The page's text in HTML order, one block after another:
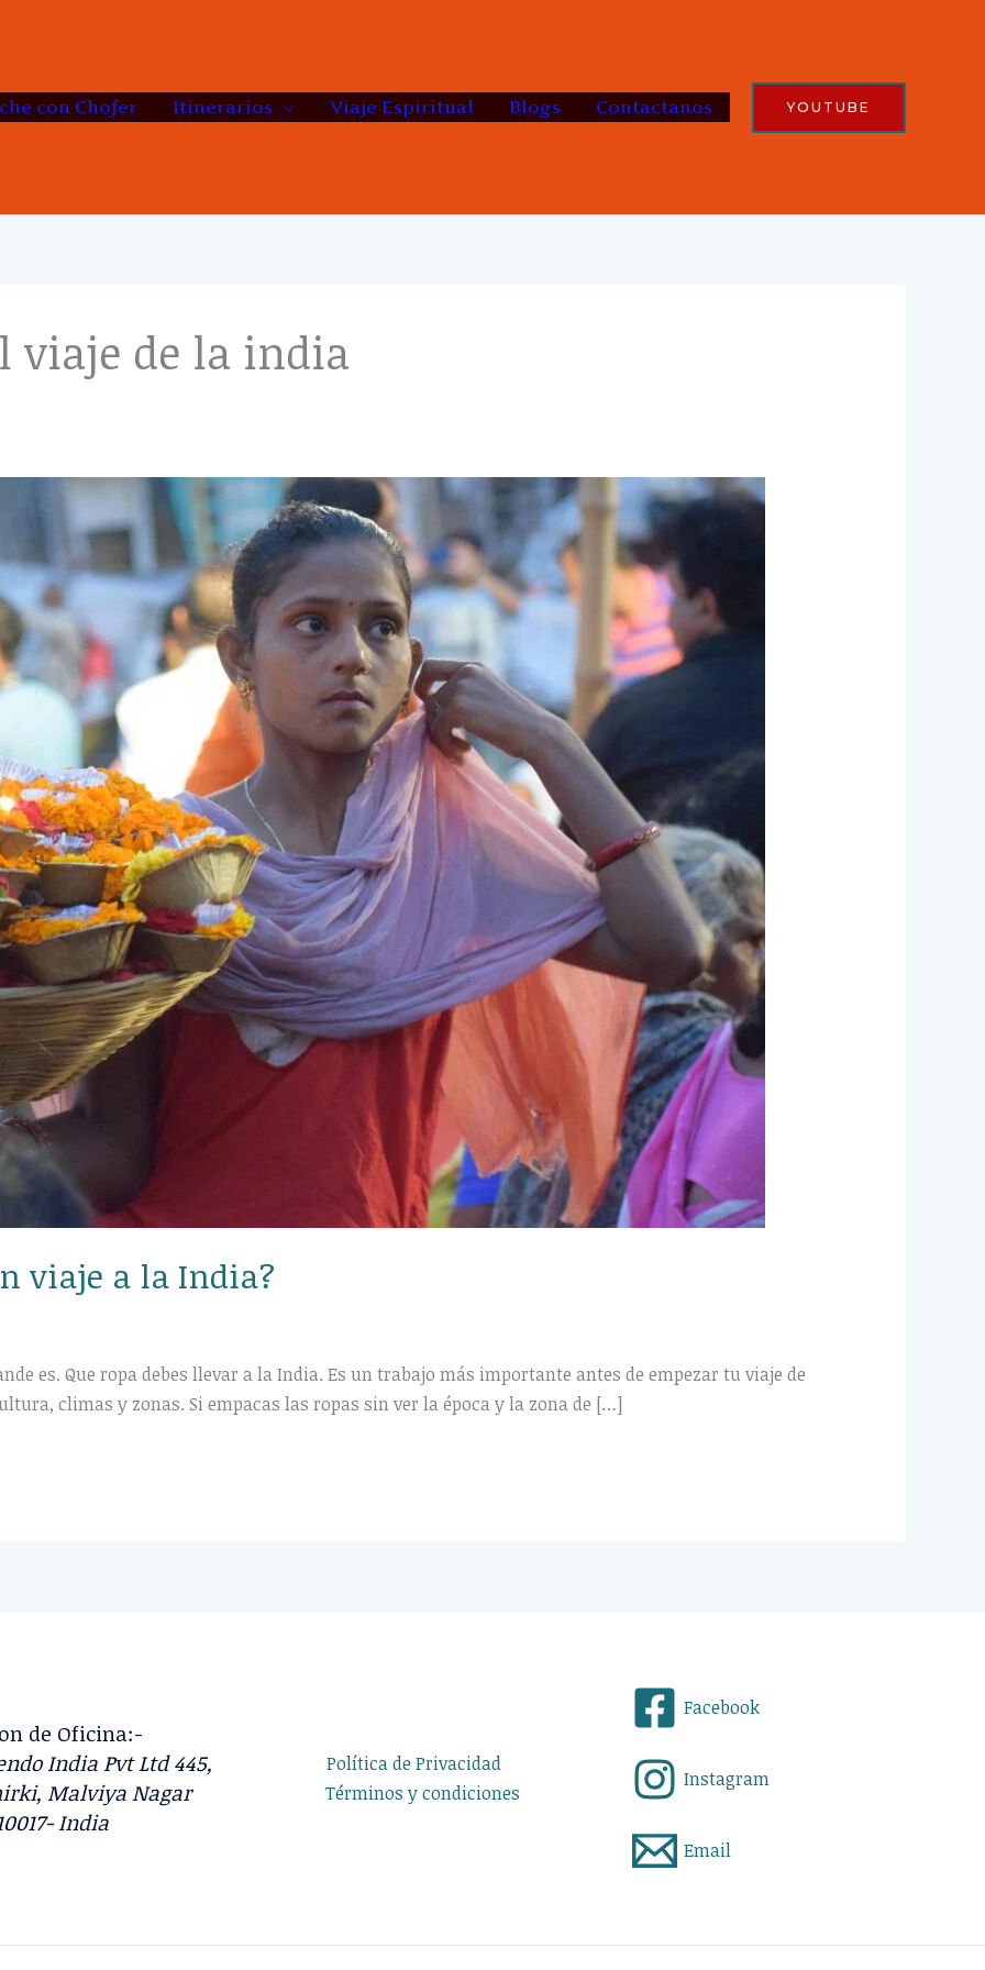
con Chofer Itinerarios Viaje Espiritual Blogs Contactanos YOUTUBE
viaje de la india
viaje a la India?
es. Que ropa debes llevar a la India. Es un trabajo más importante antes de empezar tu viaje de
climas y zonas. Si empacas las ropas sin ver la época y la zona de […]
de Oficina:-
India Pvt Ltd 445,
Malviya Nagar
India
Política de Privacidad
Términos y condiciones
Facebook
Instagram
Email